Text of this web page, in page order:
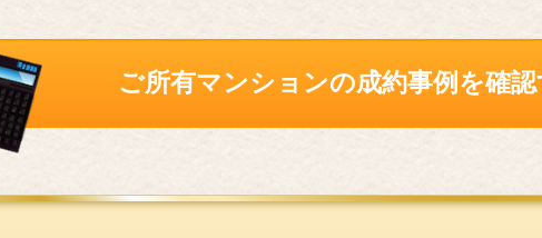
ご所有マンションの成約事例を確